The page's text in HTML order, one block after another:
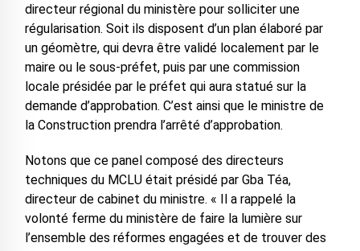
directeur régional du ministère pour solliciter une
régularisation. Soit ils disposent d’un plan élaboré par
un géomètre, qui devra être validé localement par le
maire ou le sous-préfet, puis par une commission
locale présidée par le préfet qui aura statué sur la
demande d’approbation. C’est ainsi que le ministre de
la Construction prendra l’arrêté d’approbation.
Notons que ce panel composé des directeurs
techniques du MCLU était présidé par Gba Téa,
directeur de cabinet du ministre. « Il a rappelé la
volonté ferme du ministère de faire la lumière sur
l’ensemble des réformes engagées et de trouver des